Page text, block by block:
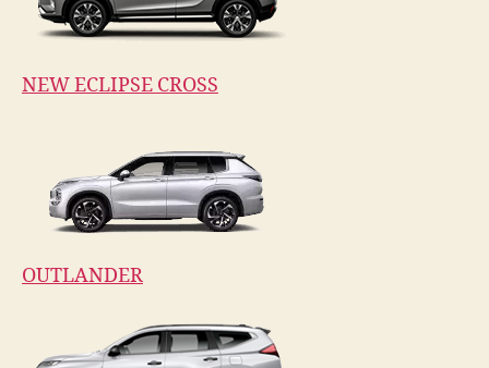
NEW ECLIPSE CROSS
OUTLANDER